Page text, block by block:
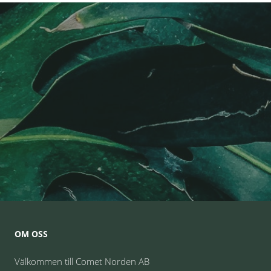
OM OSS
Välkommen till Comet Norden AB